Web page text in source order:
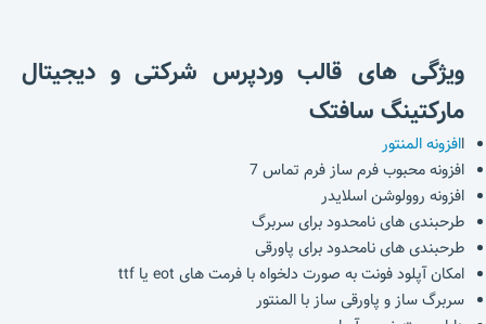
ویژگی های قالب وردپرس شرکتی و دیجیتال
مارکتینگ سافتک
اافزونه المنتور
افزونه محبوب فرم ساز فرم تماس 7
افزونه روولوشن اسلایدر
طرحبندی های نامحدود برای سربرگ
طرحبندی های نامحدود برای پاورقی
امکان آپلود فونت به صورت دلخواه با فرمت های eot یا ttf
سربرگ ساز و پاورقی ساز با المنتور